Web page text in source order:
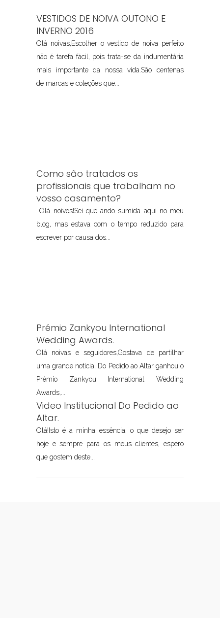
VESTIDOS DE NOIVA OUTONO E
INVERNO 2016
Olá noivas,Escolher o vestido de noiva perfeito
não é tarefa fácil, pois trata-se da indumentária
mais importante da nossa vida.São centenas
de marcas e coleções que...
Como são tratados os
profissionais que trabalham no
vosso casamento?
Olá noivos!Sei que ando sumida aqui no meu
blog, mas estava com o tempo reduzido para
escrever por causa dos...
Prémio Zankyou International
Wedding Awards.
Olá noivas e seguidores,Gostava de partilhar
uma grande notícia, Do Pedido ao Altar ganhou o
Prémio Zankyou International Wedding
Awards,...
Video Institucional Do Pedido ao
Altar.
Olá!Isto é a minha essência, o que desejo ser
hoje e sempre para os meus clientes, espero
que gostem deste...